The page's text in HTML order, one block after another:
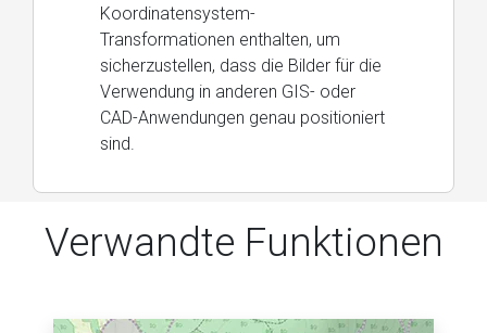
Koordinatensystem-
Transformationen enthalten, um
sicherzustellen, dass die Bilder für die
Verwendung in anderen GIS- oder
CAD-Anwendungen genau positioniert
sind.
Verwandte Funktionen